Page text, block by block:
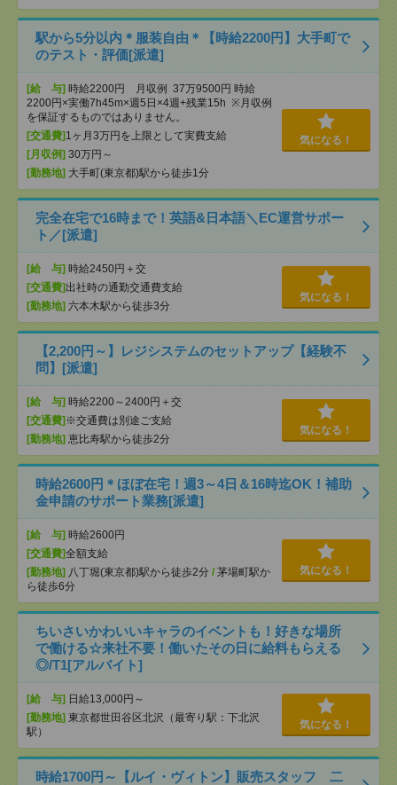
駅から5分以内＊服装自由＊【時給2200円】大手町で
のテスト・評価[派遣]
[給 与] 時給2200円 月収例 37万9500円 時給
2200円×実働7h45m×週5日×4週+残業15h ※月収例
を保証するものではありません。
[交通費] 1ヶ月3万円を上限として実費支給
[月収例] 30万円～
[勤務地] 大手町(東京都)駅から徒歩1分
気になる！
完全在宅で16時まで！英語&日本語＼EC運営サポー
ト／[派遣]
[給 与] 時給2450円＋交
[交通費]出社時の通勤交通費支給
[勤務地] 六本木駅から徒歩3分
気になる！
【2,200円～】レジシステムのセットアップ【経験不
問】[派遣]
[給 与] 時給2200～2400円＋交
[交通費] ※交通費は別途ご支給
[勤務地] 恵比寿駅から徒歩2分
気になる！
時給2600円＊ほぼ在宅！週3～4日＆16時迄OK！補助
金申請のサポート業務[派遣]
[給 与] 時給2600円
[交通費]全額支給
[勤務地] 八丁堀(東京都)駅から徒歩2分 / 茅場町駅か
ら徒歩6分
気になる！
ちいさいかわいいキャラのイベントも！好きな場所
で働ける☆来社不要！働いたその日に給料もらえる
◎/T1[アルバイト]
[給 与] 日給13,000円～
[勤務地] 東京都世田谷区北沢（最寄り駅：下北沢
駅）
気になる！
時給1700円～【ルイ・ヴィトン】販売スタッフ 二